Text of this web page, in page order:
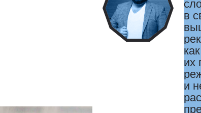
в
их
и